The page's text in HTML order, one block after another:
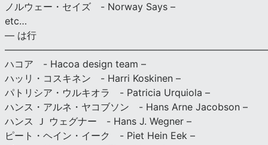
ノルウェー・セイズ - Norway Says –
etc…
— は行
ハコア - Hacoa design team –
ハッリ・コスキネン - Harri Koskinen –
パトリシア・ウルキオラ - Patricia Urquiola –
ハンス・アルネ・ヤコブソン - Hans Arne Jacobson –
ハンス Ｊ ウェグナー - Hans J. Wegner –
ピート・ヘイン・イーク - Piet Hein Eek –